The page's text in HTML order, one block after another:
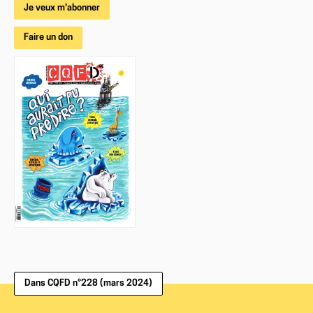
Je veux m'abonner
Faire un don
Dans CQFD n°228 (mars 2024)